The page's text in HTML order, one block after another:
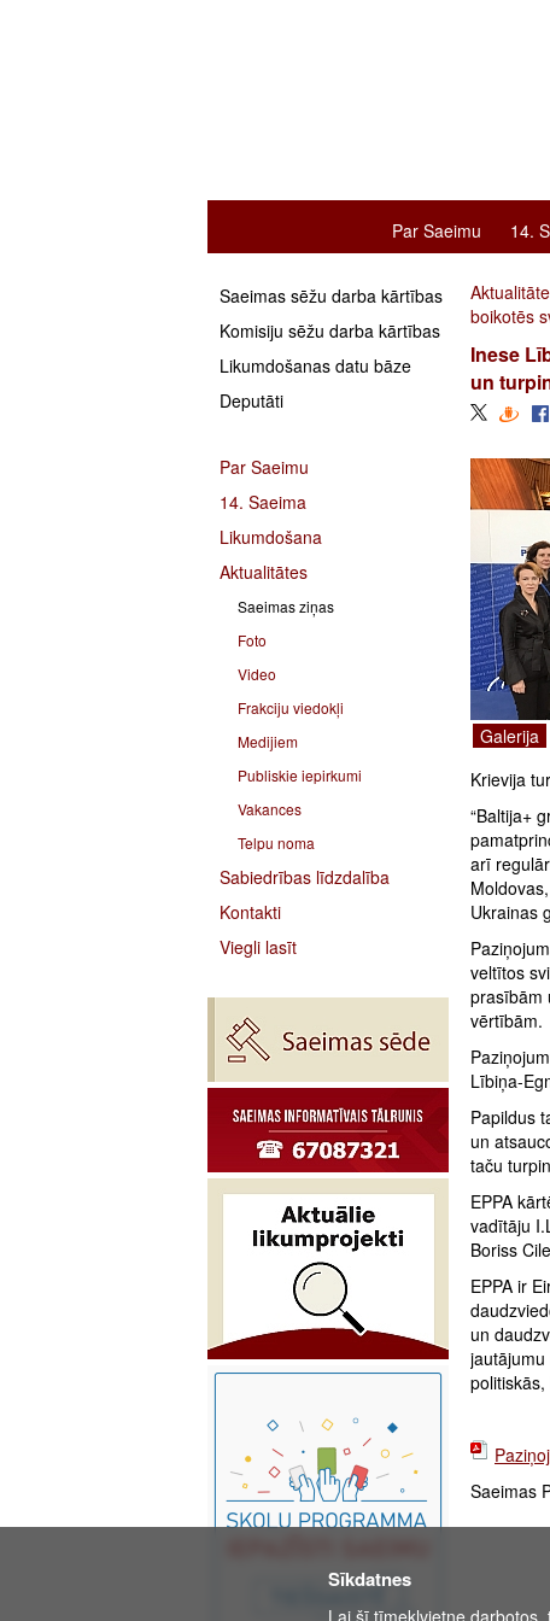
Sīkdatnes
Lai šī tīmekļvietne
Par Saeimu 14.
Saeimas sēžu darba kārtības
Komisiju sēžu darba kārtības
Likumdošanas datu bāze
Deputāti
Par Saeimu
14. Saeima
Likumdošana
Aktualitātes
Saeimas ziņas
Foto
Video
Frakciju viedokļi
Medijiem
Publiskie iepirkumi
Vakances
Telpu noma
Sabiedrības līdzdalība
Kontakti
Viegli lasīt
boikotēs
Inese
un
Galerija
Krievija
“Baltija+
arī
Ukrainas
veltītos
prasībām
vērtībām.
Lībiņa-
Papildus
un
taču
EPPA
vadītāju
Boriss
EPPA ir
un
Saeimas